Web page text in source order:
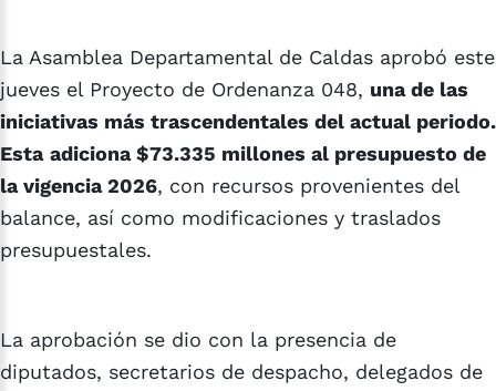
La Asamblea Departamental de Caldas aprobó este
jueves el Proyecto de Ordenanza 048, una de las
iniciativas más trascendentales del actual periodo.
Esta adiciona $73.335 millones al presupuesto de
la vigencia 2026, con recursos provenientes del
balance, así como modificaciones y traslados
presupuestales.
La aprobación se dio con la presencia de
diputados, secretarios de despacho, delegados de